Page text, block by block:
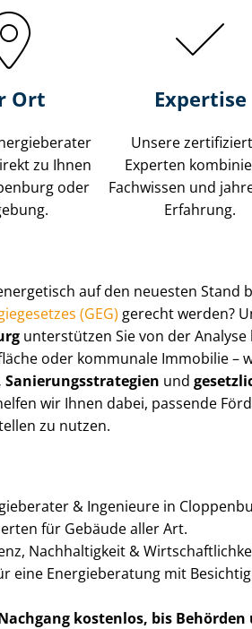
Ort
zu Ihnen
oder
Expertise
Unsere
Experten
Fachwissen und
Erfahrung.
auf den neuesten Stand
(GEG) gerecht werden?
unterstützen Sie von der
oder kommunale Immobilie –
Sa­nie­rungs­stra­te­gien und
wir Ihnen dabei, passende
zu nutzen.
& Ingenieure in
für Gebäude aller Art.
Nachhaltigkeit &
eine Energieberatung mit
kostenlos, bis Behörden